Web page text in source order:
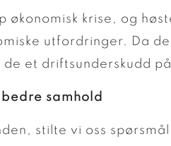
økonomisk krise, og
utfordringer. Da
et driftsunderskudd
samhold
stilte vi oss